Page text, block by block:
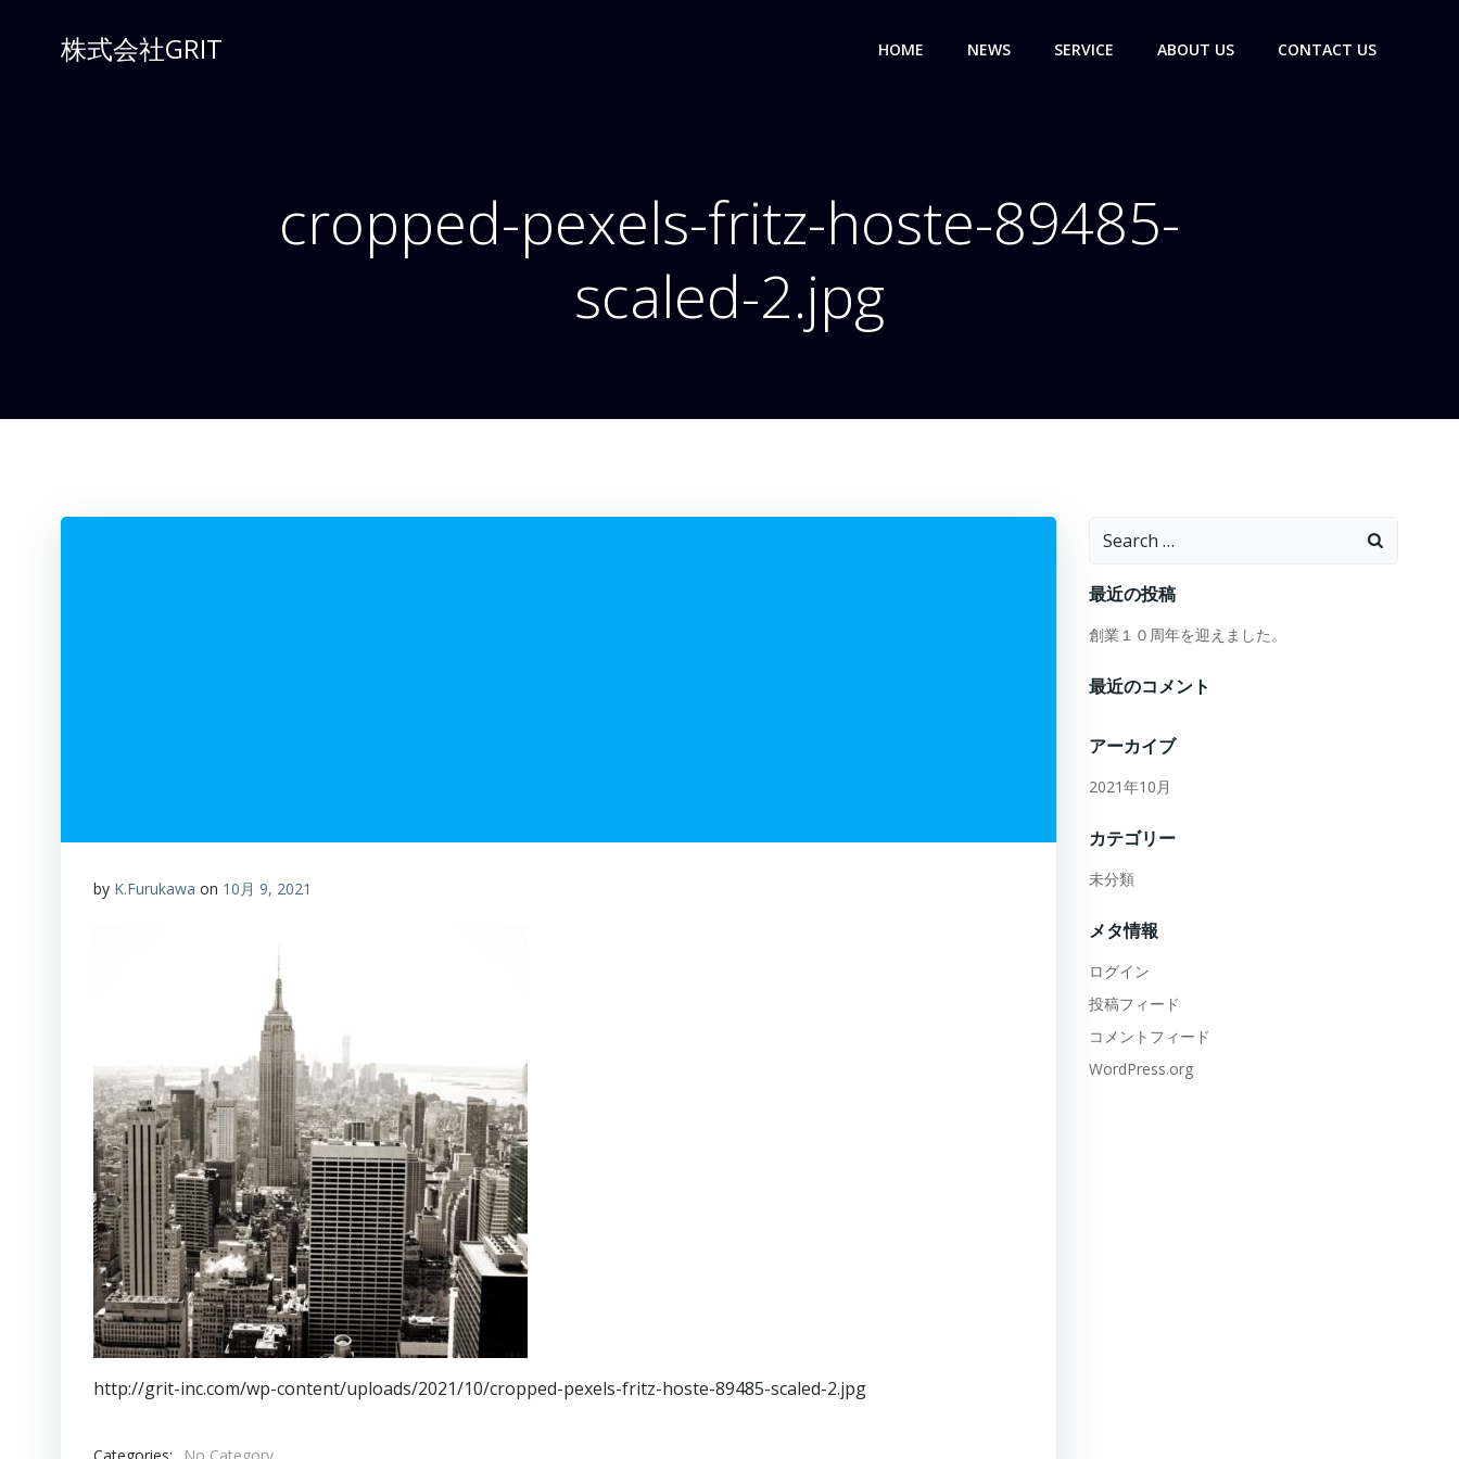
株式会社GRIT HOME NEWS SERVICE ABOUT US CONTACT US
cropped-pexels-fritz-hoste-89485-
scaled-2.jpg
by K.Furukawa on 10月 9, 2021
http://grit-inc.com/wp-content/uploads/2021/10/cropped-pexels-fritz-hoste-89485-scaled-2.jpg
Categories:
Search
最近の投稿
創業１０周年を迎えました。
最近のコメント
アーカイブ
2021年10月
カテゴリー
未分類
メタ情報
ログイン
投稿フィード
コメントフィード
WordPress.org